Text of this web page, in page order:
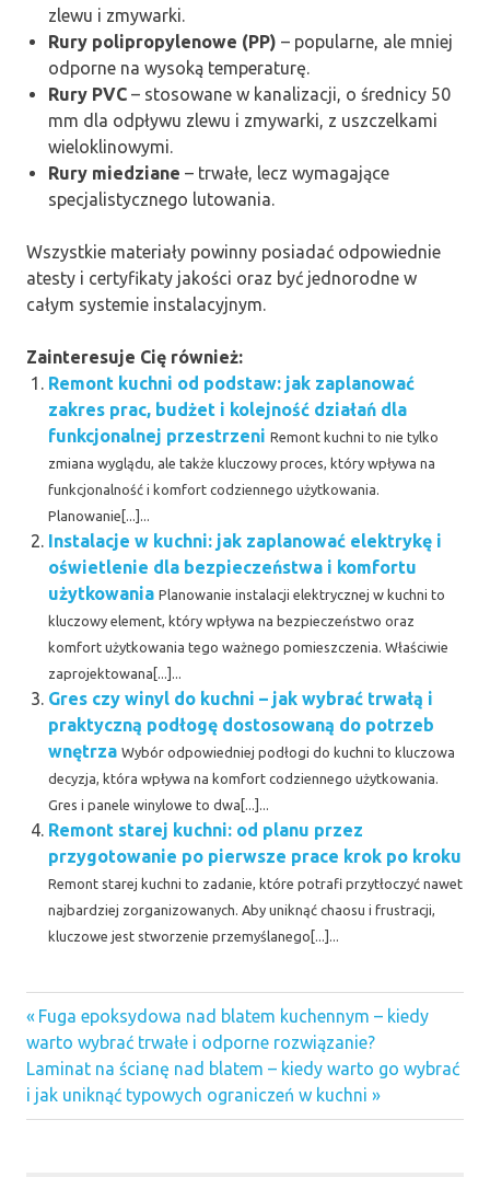
zlewu i zmywarki.
Rury polipropylenowe (PP) – popularne, ale mniej
odporne na wysoką temperaturę.
Rury PVC – stosowane w kanalizacji, o średnicy 50
mm dla odpływu zlewu i zmywarki, z uszczelkami
wieloklinowymi.
Rury miedziane – trwałe, lecz wymagające
specjalistycznego lutowania.
Wszystkie materiały powinny posiadać odpowiednie
atesty i certyfikaty jakości oraz być jednorodne w
całym systemie instalacyjnym.
Zainteresuje Cię również:
Remont kuchni od podstaw: jak zaplanować
zakres prac, budżet i kolejność działań dla
funkcjonalnej przestrzeni Remont kuchni to nie tylko
zmiana wyglądu, ale także kluczowy proces, który wpływa na
funkcjonalność i komfort codziennego użytkowania.
Planowanie[...]...
Instalacje w kuchni: jak zaplanować elektrykę i
oświetlenie dla bezpieczeństwa i komfortu
użytkowania Planowanie instalacji elektrycznej w kuchni to
kluczowy element, który wpływa na bezpieczeństwo oraz
komfort użytkowania tego ważnego pomieszczenia. Właściwie
zaprojektowana[...]...
Gres czy winyl do kuchni – jak wybrać trwałą i
praktyczną podłogę dostosowaną do potrzeb
wnętrza Wybór odpowiedniej podłogi do kuchni to kluczowa
decyzja, która wpływa na komfort codziennego użytkowania.
Gres i panele winylowe to dwa[...]...
Remont starej kuchni: od planu przez
przygotowanie po pierwsze prace krok po kroku
Remont starej kuchni to zadanie, które potrafi przytłoczyć nawet
najbardziej zorganizowanych. Aby uniknąć chaosu i frustracji,
kluczowe jest stworzenie przemyślanego[...]...
Nawigacja
wpisu
Previous
Post:
Fuga epoksydowa nad blatem kuchennym – kiedy
warto wybrać trwałe i odporne rozwiązanie?
Next
Post:
Laminat na ścianę nad blatem – kiedy warto go wybrać
i jak uniknąć typowych ograniczeń w kuchni